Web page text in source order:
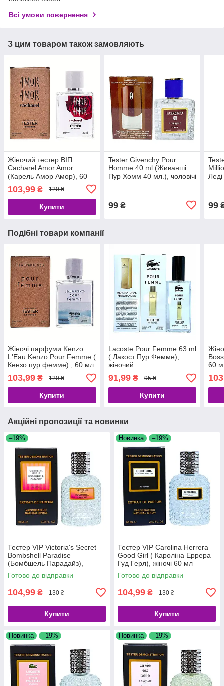
Всі умови повернення
З цим товаром також замовляють
Жіночий тестер ВІП
Cacharel Amor Amor
(Карель Амор Амор), 60
103,99 ₴ 120 ₴
Купити
Tester Givenchy Pour
Homme 40 ml (Живанші
Пур Хомм 40 мл.), чоловічі
99₴ 99
Подібні товари компанії
Жіночі парфуми Kenzo
L'Eau Kenzo Pour Femme (
Кензо пур фемме) , 60 мл
крафт
103,99 ₴ 120 ₴
Купити
Lacoste Pour Femme 63 ml
( Лакост Пур Фемме),
жіночий
91,99₴ 95 ₴
Купити
60
Акційні пропозиції та новинки
–19%
Тестер VIP Victoria's Secret
Bombshell Paradise
(Бомбшель Парадайз),
жіночий 60 мл
Готово до відправки
104,99 ₴ 130 ₴
Купити
Новинка –19%
Тестер VIP Carolina Herrera
Good Girl ( Кароліна Еррера
Гуд Герл), жіночі 60 мл
Готово до відправки
104,99 ₴ 130 ₴
Купити
Новинка –19% Новинка –19%